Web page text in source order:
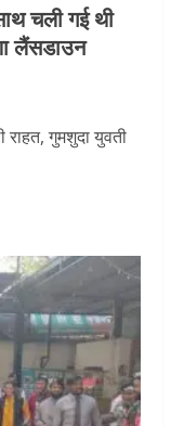
चली गई थी
लैंसडाउन
राहत, गुमशुदा युवती